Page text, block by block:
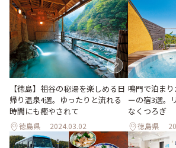
【徳島】祖谷の秘湯を楽しめる日
帰り温泉4選。ゆったりと流れる
時間にも癒やされて
徳島県 2024.03.02
鳴門で泊ま
ーの宿3選。
なくつろぎ
徳島県